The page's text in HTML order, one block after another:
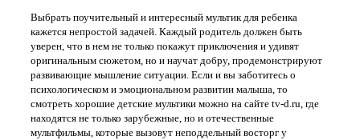
Выбрать поучительный и интересный мультик для ребенка
кажется непростой задачей. Каждый родитель должен быть
уверен, что в нем не только покажут приключения и удивят
оригинальным сюжетом, но и научат добру, продемонстрируют
развивающие мышление ситуации. Если и вы заботитесь о
психологическом и эмоциональном развитии малыша, то
смотреть хорошие детские мультики можно на сайте tv-d.ru, где
находятся не только зарубежные, но и отечественные
мультфильмы, которые вызовут неподдельный восторг у